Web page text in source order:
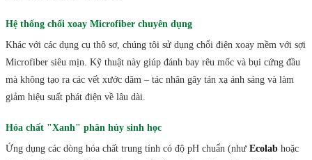
Hệ thống chổi xoay Microfiber chuyên dụng
Khác với các dụng cụ thô sơ, chúng tôi sử dụng chổi điện xoay mềm với sợi
Microfiber siêu mịn. Kỹ thuật này giúp đánh bay rêu mốc và bụi cứng đầu
mà không tạo ra các vết xước dăm – tác nhân gây tán xạ ánh sáng và làm
giảm hiệu suất phát điện về lâu dài.
Hóa chất "Xanh" phân hủy sinh học
Ứng dụng các dòng hóa chất trung tính có độ pH chuẩn (như Ecolab hoặc